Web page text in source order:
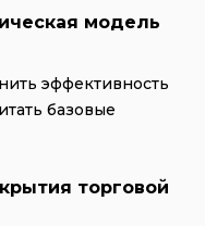
модель
эффективность
базовые
торговой